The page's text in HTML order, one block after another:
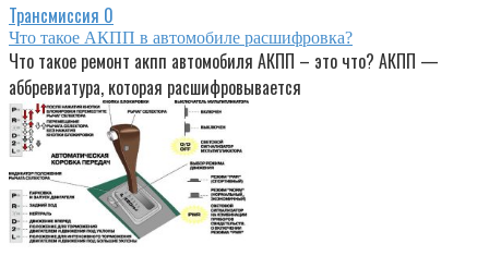
Трансмиссия 0
Что такое АКПП в автомобиле расшифровка?
Что такое ремонт акпп автомобиля АКПП – это что? АКПП —
аббревиатура, которая расшифровывается